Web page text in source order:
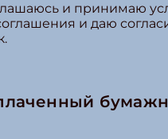
и принимаю
и даю